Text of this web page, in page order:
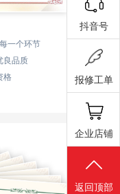
一个环节
良品质
格
抖音号
报修工单
企业店铺
返回顶部